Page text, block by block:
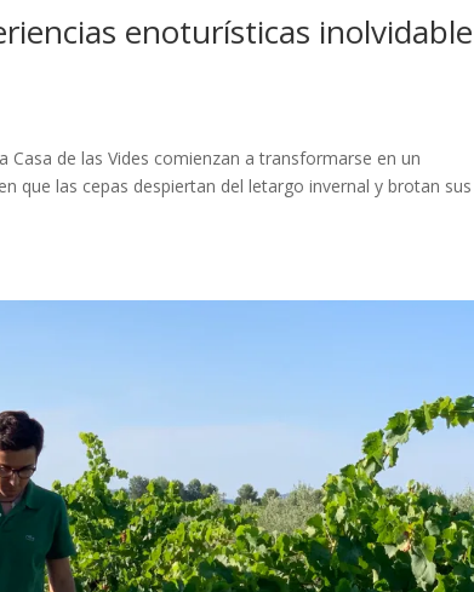
enoturísticas
de las Vides comienzan a transformarse en un
que las cepas despiertan del letargo invernal y brotan sus